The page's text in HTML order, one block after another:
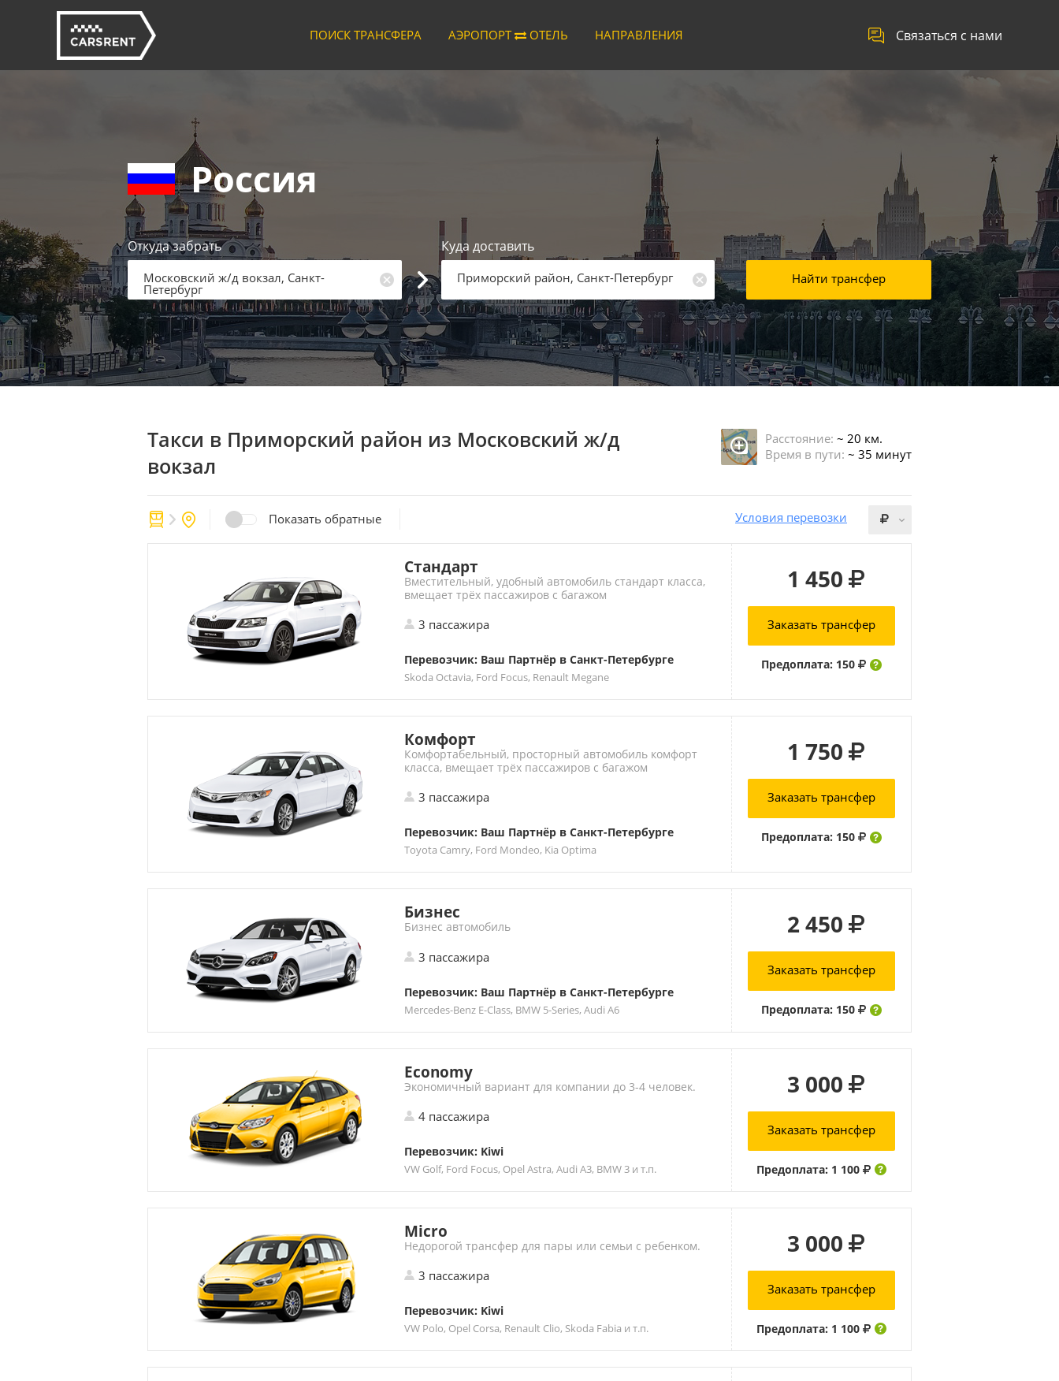
Связаться с нами
ПОИСК ТРАНСФЕРА АЭРОПОРТ ОТЕЛЬ НАПРАВЛЕНИЯ
Россия
Откуда забрать
Московский ж/д вокзал, Санкт-
Петербург
Куда доставить
Приморский район, Санкт-Петербург Найти трансфер
Такси в Приморский район из Московский ж/д
вокзал
Расстояние: ~ 20 км.
Время в пути: ~ 35 минут
Показать обратные Условия перевозки
Стандарт
Вместительный, удобный автомобиль стандарт класса,
вмещает трёх пассажиров с багажом
3 пассажира
Перевозчик: Ваш Партнёр в Санкт-Петербурге
Skoda Octavia, Ford Focus, Renault Megane
1 450
Заказать трансфер
Предоплата: 150
Комфорт
Комфортабельный, просторный автомобиль комфорт
класса, вмещает трёх пассажиров с багажом
3 пассажира
Перевозчик: Ваш Партнёр в Санкт-Петербурге
Toyota Camry, Ford Mondeo, Kia Optima
1 750
Заказать трансфер
Предоплата: 150
Бизнес
Бизнес автомобиль
3 пассажира
Перевозчик: Ваш Партнёр в Санкт-Петербурге
Mercedes-Benz E-Class, BMW 5-Series, Audi A6
2 450
Заказать трансфер
Предоплата: 150
Economy
Экономичный вариант для компании до 3-4 человек.
4 пассажира
Перевозчик: Kiwi
VW Golf, Ford Focus, Opel Astra, Audi A3, BMW 3 и т.п.
3 000
Заказать трансфер
Предоплата: 1 100
Micro
Недорогой трансфер для пары или семьи с ребенком.
3 пассажира
Перевозчик: Kiwi
VW Polo, Opel Corsa, Renault Clio, Skoda Fabia и т.п.
3 000
Заказать трансфер
Предоплата: 1 100